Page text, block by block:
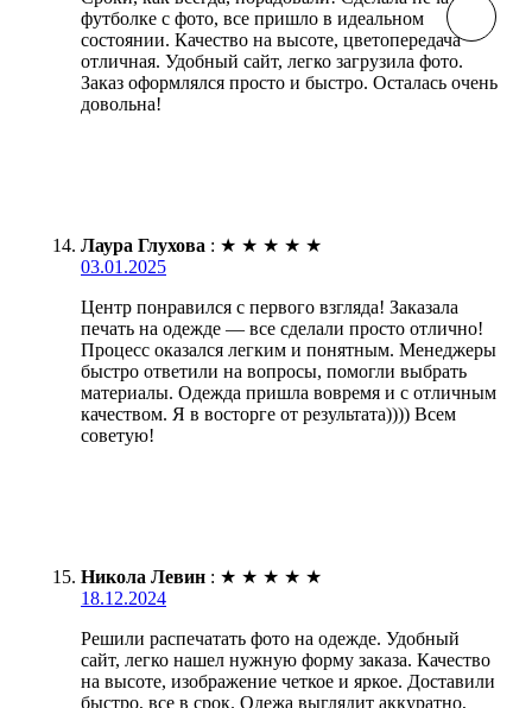
футболке с фото, все пришло в идеальном
состоянии. Качество на высоте, цветопередача
отличная. Удобный сайт, легко загрузила фото.
Заказ оформлялся просто и быстро. Осталась очень
довольна!
Лаура Глухова : ★ ★ ★ ★ ★
03.01.2025
Центр понравился с первого взгляда! Заказала
печать на одежде — все сделали просто отлично!
Процесс оказался легким и понятным. Менеджеры
быстро ответили на вопросы, помогли выбрать
материалы. Одежда пришла вовремя и с отличным
качеством. Я в восторге от результата)))) Всем
советую!
Никола Левин : ★ ★ ★ ★ ★
18.12.2024
Решили распечатать фото на одежде. Удобный
сайт, легко нашел нужную форму заказа. Качество
на высоте, изображение четкое и яркое. Доставили
быстро, все в срок. Одежа выглядит аккуратно,